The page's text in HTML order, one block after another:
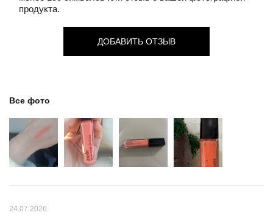
продукта.
ДОБАВИТЬ ОТЗЫВ
Все фото
24.07.2026